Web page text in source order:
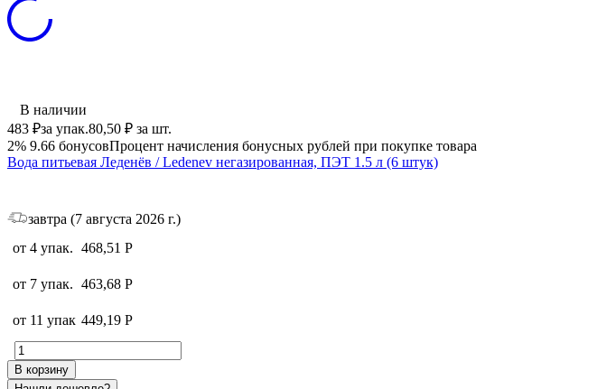
В наличии
483 ₽за упак.80,50 ₽ за шт.
2% 9.66 бонусовПроцент начисления бонусных рублей при покупке товара
Вода питьевая Леденёв / Ledenev негазированная, ПЭТ 1.5 л (6 штук)
завтра (7 августа 2026 г.)
от 4 упак. 468,51 Р
от 7 упак. 463,68 Р
от 11 упак 449,19 Р
В корзину